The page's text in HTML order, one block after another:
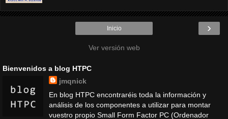
›
Inicio
Ver versión web
Bienvenidos a blog HTPC
jmqnick
En blog HTPC encontraréis toda la información y
análisis de los componentes a utilizar para montar
vuestro propio Small Form Factor PC (Ordenador